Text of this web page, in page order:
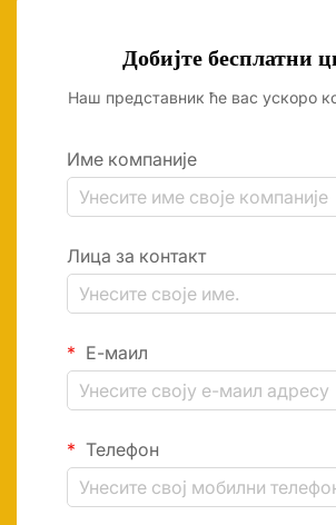
Добијте бесплатни
Наш представник ће вас ускоро
Име компаније
Лица за контакт
Е-маил
Телефон